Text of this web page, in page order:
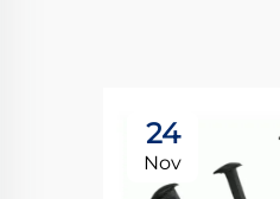
24
Nov